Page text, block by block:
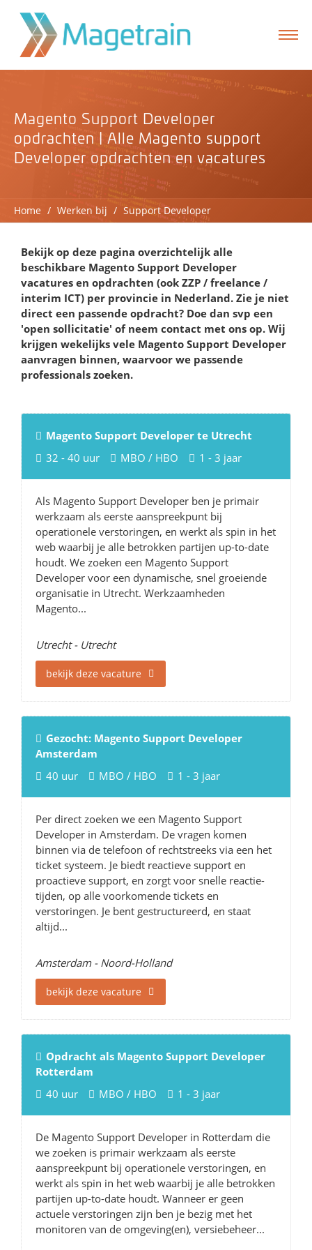
Magento Support Developer
opdrachten | Alle Magento support
Developer opdrachten en vacatures
Home / Werken bij / Support Developer
formulier
Bekijk op deze pagina overzichtelijk alle
beschikbare Magento Support Developer
vacatures en opdrachten (ook ZZP / freelance /
interim ICT) per provincie in Nederland. Zie je niet
direct een passende opdracht? Doe dan svp een
'open sollicitatie' of neem contact met ons op. Wij
krijgen wekelijks vele Magento Support Developer
aanvragen binnen, waarvoor we passende
professionals zoeken.
Magento Support Developer te Utrecht
32 - 40 uur
MBO / HBO 1 - 3 jaar
Als Magento Support Developer ben je primair
werkzaam als eerste aanspreekpunt bij
operationele verstoringen, en werkt als spin in het
web waarbij je alle betrokken partijen up-to-date
houdt. We zoeken een Magento Support
Developer voor een dynamische, snel groeiende
organisatie in Utrecht. Werkzaamheden
Magento...
Utrecht - Utrecht
bekijk deze vacature
Gezocht: Magento Support Developer
Amsterdam
40 uur
MBO / HBO 1 - 3 jaar
Per direct zoeken we een Magento Support
Developer in Amsterdam. De vragen komen
binnen via de telefoon of rechtstreeks via een het
ticket systeem. Je biedt reactieve support en
proactieve support, en zorgt voor snelle reactie-
tijden, op alle voorkomende tickets en
verstoringen. Je bent gestructureerd, en staat
altijd...
Amsterdam - Noord-Holland
bekijk deze vacature
Opdracht als Magento Support Developer
Rotterdam
40 uur
MBO / HBO 1 - 3 jaar
De Magento Support Developer in Rotterdam die
we zoeken is primair werkzaam als eerste
aanspreekpunt bij operationele verstoringen, en
werkt als spin in het web waarbij je alle betrokken
partijen up-to-date houdt. Wanneer er geen
actuele verstoringen zijn ben je bezig met het
monitoren van de omgeving(en), versiebeheer...